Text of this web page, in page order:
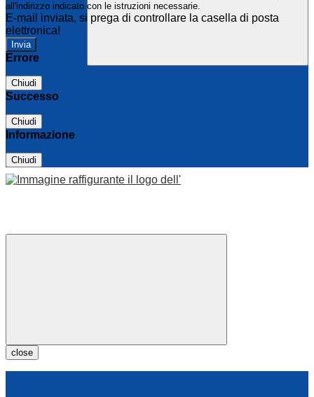
all'indirizzo indicato con le istruzioni necessarie.
E-mail inviata, si prega di controllare la casella di posta
elettronica!
Errore
Chiudi
Successo
Chiudi
Informazione
Chiudi
close